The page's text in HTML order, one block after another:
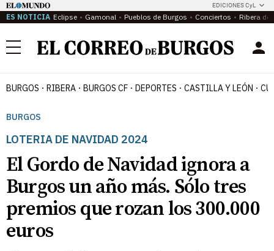
EDICIONES CyL
ES NOTICIA Eclipse Gamonal Pueblos de Burgos Conciertos Ribera del
Menú
BURGOS RIBERA BURGOS CF DEPORTES CASTILLA Y LEÓN
BURGOS
LOTERIA DE NAVIDAD 2024
El Gordo de Navidad ignora a
Burgos un año más. Sólo tres
premios que rozan los 300.000
euros